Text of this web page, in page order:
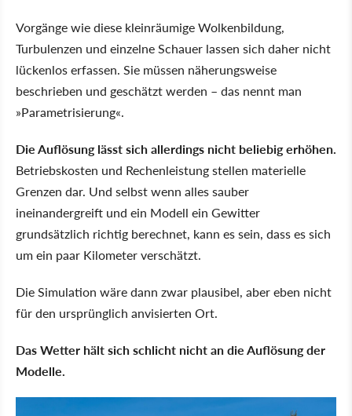
Vorgänge wie diese kleinräumige Wolkenbildung,
Turbulenzen und einzelne Schauer lassen sich daher nicht
lückenlos erfassen. Sie müssen näherungsweise
beschrieben und geschätzt werden – das nennt man
Parametrisierung .
Die Auflösung lässt sich allerdings nicht beliebig erhöhen.
Betriebskosten und Rechenleistung stellen materielle
Grenzen dar. Und selbst wenn alles sauber
ineinandergreift und ein Modell ein Gewitter
grundsätzlich richtig berechnet, kann es sein, dass es sich
um ein paar Kilometer verschätzt.
Die Simulation wäre dann zwar plausibel, aber eben nicht
für den ursprünglich anvisierten Ort.
Das Wetter hält sich schlicht nicht an die Auflösung der
Modelle.